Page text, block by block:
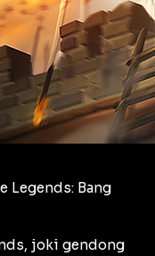
Legends: Bang
joki gendong